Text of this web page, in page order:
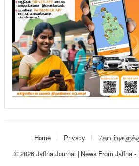
Home Privacy
© 2026 Jaffna Journal | News From Jaffna-